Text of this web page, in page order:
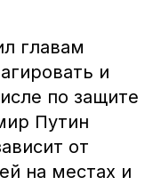
главам
и
по защите
Путин
от
на местах и